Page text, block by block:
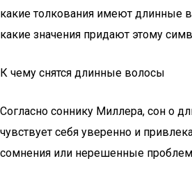
какие толкования имеют длинные
какие значения придают этому
К чему снятся длинные волосы
Согласно соннику Миллера, сон о
чувствует себя уверенно и
сомнения или нерешенные